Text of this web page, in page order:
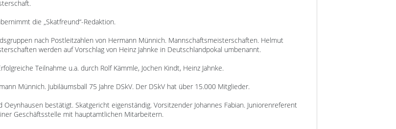
die „Skatfreund“-Redaktion.
nach Postleitzahlen von Hermann Münnich. Mannschaftsmeisterschaften. Helmut
werden auf Vorschlag von Heinz Jahnke in Deutschlandpokal umbenannt.
Teilnahme u.a. durch Rolf Kämmle, Jochen Kindt, Heinz Jahnke.
Münnich. Jubiläumsball 75 Jahre DSkV. Der DSkV hat über 15.000 Mitglieder.
bestätigt. Skatgericht eigenständig. Vorsitzender Johannes Fabian. Juniorenreferent
Geschäftsstelle mit hauptamtlichen Mitarbeitern.